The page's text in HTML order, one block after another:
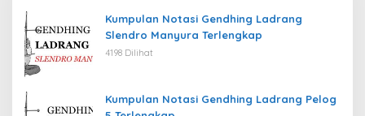
Kumpulan Notasi Gendhing Ladrang
Slendro Manyura Terlengkap
4198 Dilihat
Kumpulan Notasi Gendhing Ladrang Pelog